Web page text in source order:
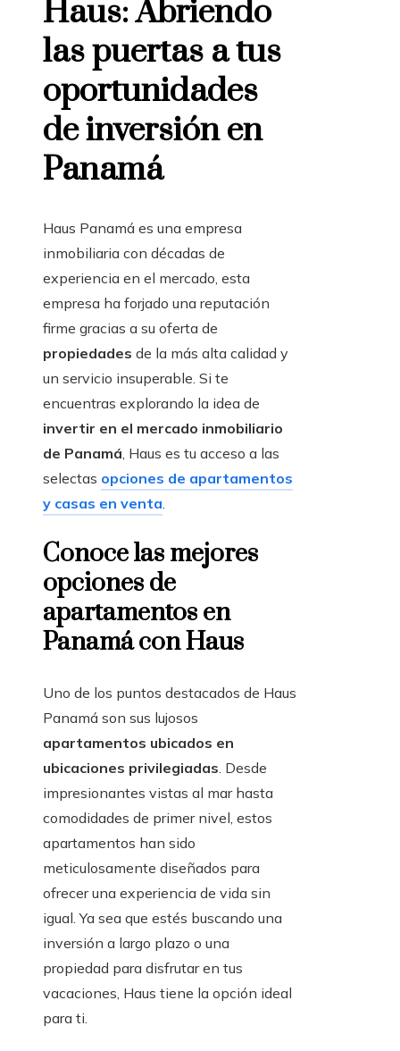
Haus: Abriendo
las puertas a tus
oportunidades
de inversión en
Panamá
Haus Panamá es una empresa
inmobiliaria con décadas de
experiencia en el mercado, esta
empresa ha forjado una reputación
firme gracias a su oferta de
propiedades de la más alta calidad y
un servicio insuperable. Si te
encuentras explorando la idea de
invertir en el mercado inmobiliario
de Panamá , Haus es tu acceso a las
selectas opciones de apartamentos
y casas en venta
Conoce las mejores
opciones de
apartamentos en
Panamá con Haus
Uno de los puntos destacados de Haus
Panamá son sus lujosos
apartamentos ubicados en
ubicaciones privilegiadas . Desde
impresionantes vistas al mar hasta
comodidades de primer nivel, estos
apartamentos han sido
meticulosamente diseñados para
ofrecer una experiencia de vida sin
igual. Ya sea que estés buscando una
inversión a largo plazo o una
propiedad para disfrutar en tus
vacaciones, Haus tiene la opción ideal
para ti.